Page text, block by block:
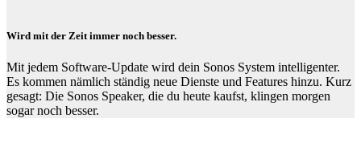
Wird mit der Zeit immer noch besser.
Mit jedem Software-Update wird dein Sonos System intelligenter.
Es kommen nämlich ständig neue Dienste und Features hinzu. Kurz
gesagt: Die Sonos Speaker, die du heute kaufst, klingen morgen
sogar noch besser.